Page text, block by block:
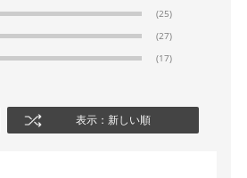
(25)
(27)
(17)
表示：新しい順